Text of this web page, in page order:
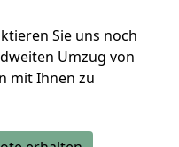
Sie uns noch
Umzug von
mit Ihnen zu